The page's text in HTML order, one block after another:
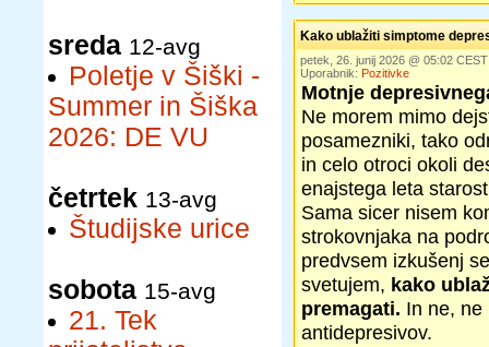
sreda 12-avg
Poletje v Šiški -
Summer in Šiška
2026: DE VU
četrtek 13-avg
Študijske urice
sobota 15-avg
21. Tek
Kako ublažiti simptome
petek, 26. junij 2026 @ 05:02 CEST
Uporabnik: Pozitivke
Motnje
Ne morem mimo
posamezniki, tako
in celo otroci okoli
enajstega leta
Sama sicer nisem
strokovnjaka na
predvsem izkušenj
svetujem, kako
premagati. In ne, ne
antidepresivov.